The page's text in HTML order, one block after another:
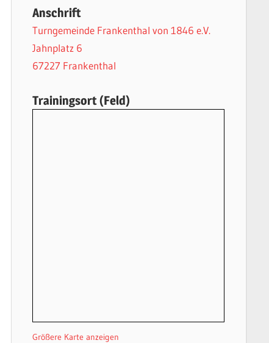
Anschrift
Turngemeinde Frankenthal von 1846 e.V.
Jahnplatz 6
67227 Frankenthal
Trainingsort (Feld)
Größere Karte anzeigen